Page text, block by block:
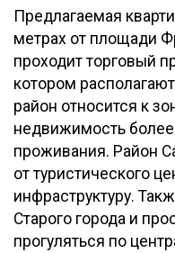
Предлагаемая
метрах от площади
проходит торговый
котором
район относится к
недвижимость
проживания. Район
от туристического
инфраструктуру.
Старого города и
прогуляться по